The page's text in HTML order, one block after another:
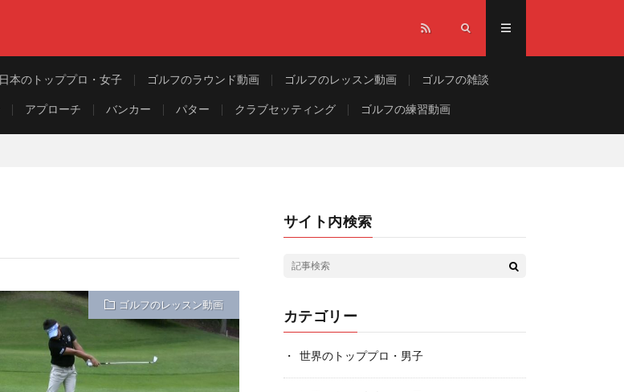
日本のトッププロ・女子 ゴルフのラウンド動画 ゴルフのレッスン動画 ゴルフの雑談
アプローチ バンカー パター クラブセッティング ゴルフの練習動画
ゴルフのレッスン動画
サイト内検索
カテゴリー
世界のトッププロ・男子